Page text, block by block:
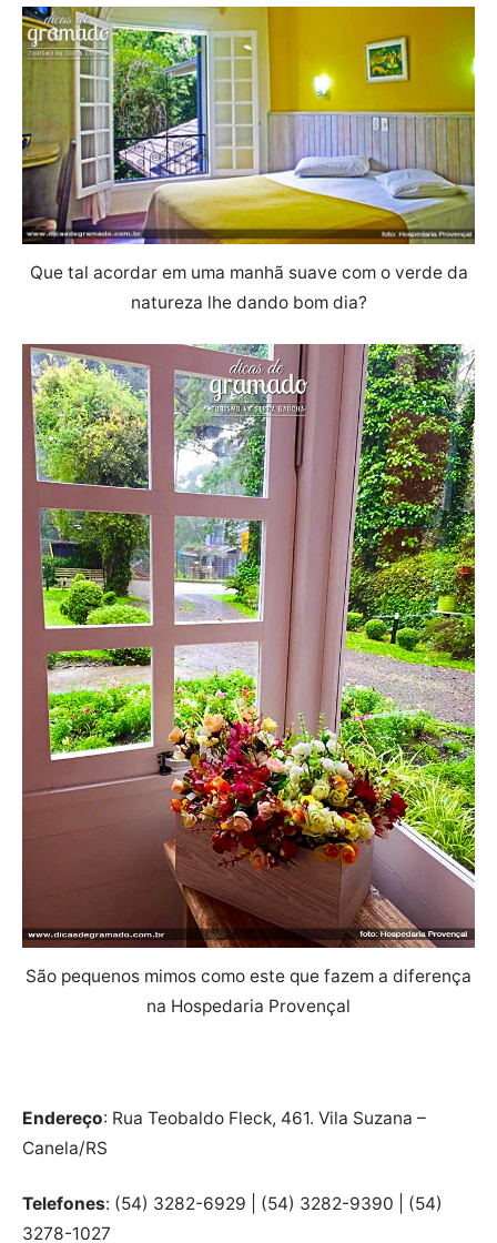
Que tal acordar em uma manhã suave com o verde da
natureza lhe dando bom dia?
São pequenos mimos como este que fazem a diferença
na Hospedaria Provençal
Endereço: Rua Teobaldo Fleck, 461. Vila Suzana –
Canela/RS
Telefones: (54) 3282-6929 | (54) 3282-9390 | (54)
3278-1027